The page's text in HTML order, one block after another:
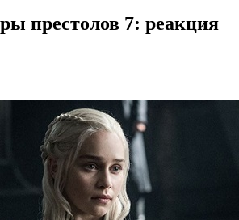
престолов 7: реакция